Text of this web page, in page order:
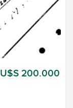
U$S 200.000